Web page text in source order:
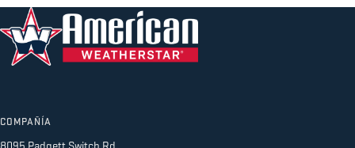
COMPAÑÍA
8095 Padgett Switch Rd,